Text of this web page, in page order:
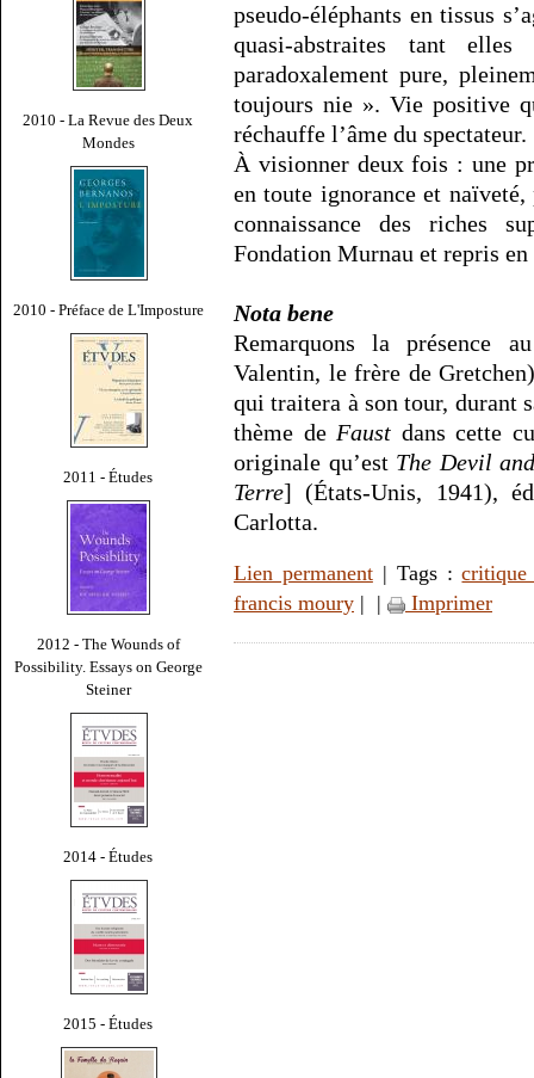
2010 - La Revue des Deux
Mondes
2010 - Préface de L'Imposture
2011 - Études
2012 - The Wounds of
Possibility. Essays on George
Steiner
2014 - Études
2015 - Études
pseudo-éléphants en tissus
quasi-abstraites tant
paradoxalement pure,
toujours nie ». Vie positive
réchauffe l’âme du spectateur.
À visionner deux fois : une
en toute ignorance et
connaissance des riches
Fondation Murnau et repris
Nota bene
Remarquons la présence
Valentin, le frère de
qui traitera à son tour, durant
thème de Faust dans cette
originale qu’est The Devil
Terre] (États-Unis, 1941),
Carlotta.
Lien permanent| Tags :critique
francis moury | | Imprimer